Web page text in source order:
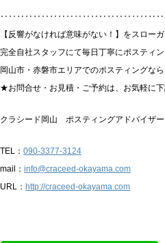
【反響がなければ意味がない！】をスローガ
完全自社スタッフにて毎日丁寧にポスティ
岡山市・赤磐市エリアでのポスティングな
★お問合せ・お見積・ご予約は、お気軽に
クラシード岡山 ポスティングアドバイザ
TEL： 090-3377-3124
mail： info@craceed-okayama.com
URL： http://craceed-okayama.com